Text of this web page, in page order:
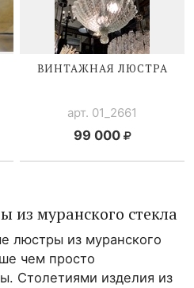
ВИНТАЖНАЯ ЛЮСТРА
арт. 01_2661
99 000
из муранского стекла
люстры из муранского
чем просто
Столетиями изделия из